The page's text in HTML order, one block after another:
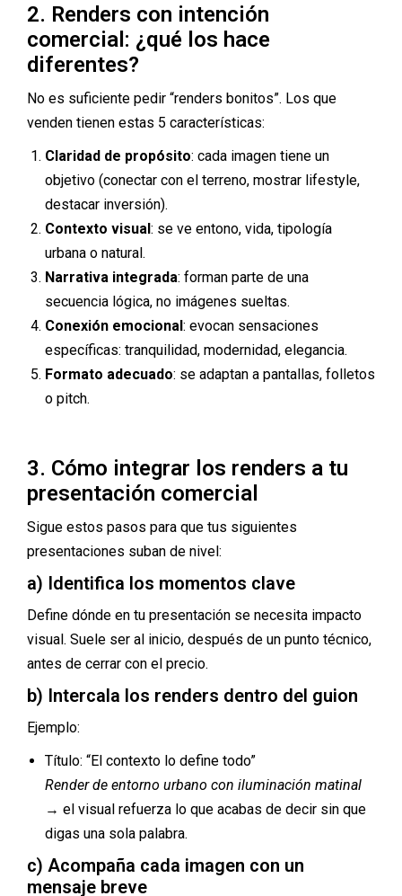
2. Renders con intención
comercial: ¿qué los hace
diferentes?
No es suficiente pedir “renders bonitos”. Los que
venden tienen estas 5 características:
Claridad de propósito: cada imagen tiene un
objetivo (conectar con el terreno, mostrar lifestyle,
destacar inversión).
Contexto visual: se ve entono, vida, tipología
urbana o natural.
Narrativa integrada: forman parte de una
secuencia lógica, no imágenes sueltas.
Conexión emocional: evocan sensaciones
específicas: tranquilidad, modernidad, elegancia.
Formato adecuado: se adaptan a pantallas, folletos
o pitch.
3. Cómo integrar los renders a tu
presentación comercial
Sigue estos pasos para que tus siguientes
presentaciones suban de nivel:
a) Identifica los momentos clave
Define dónde en tu presentación se necesita impacto
visual. Suele ser al inicio, después de un punto técnico,
antes de cerrar con el precio.
b) Intercala los renders dentro del guion
Ejemplo:
Título: “El contexto lo define todo”
Render de entorno urbano con iluminación matinal
→ el visual refuerza lo que acabas de decir sin que
digas una sola palabra.
c) Acompaña cada imagen con un
mensaje breve